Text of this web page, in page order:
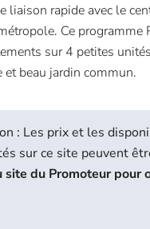
liaison rapide avec le
Ce
sur 4 petites
et beau jardin commun.
: Les prix et les
sur ce site peuvent
site du Promoteur pour